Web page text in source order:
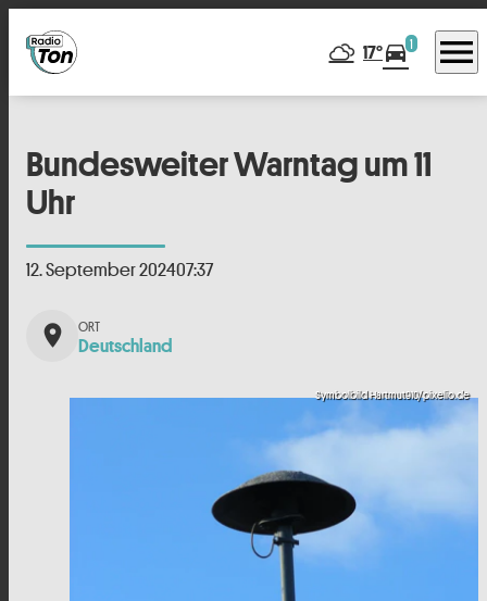
17°directions_car1 menu
Bundesweiter Warntag um 11
Uhr
12. September 202407:37
place Deutschland
Symbolbild Hartmut910/pixelio.de